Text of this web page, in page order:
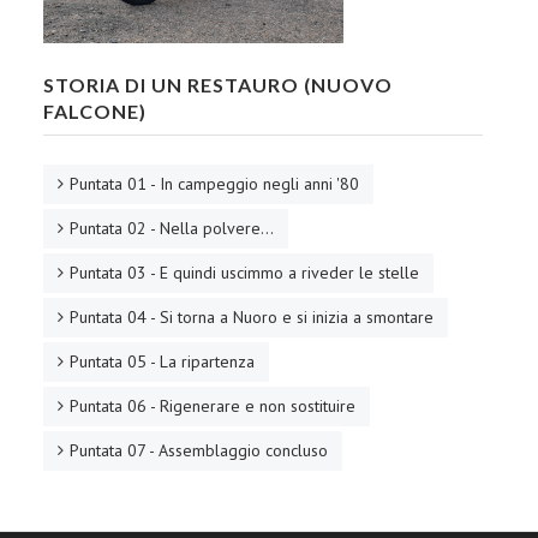
STORIA DI UN RESTAURO (NUOVO
FALCONE)
Puntata 01 - In campeggio negli anni '80
Puntata 02 - Nella polvere...
Puntata 03 - E quindi uscimmo a riveder le stelle
Puntata 04 - Si torna a Nuoro e si inizia a smontare
Puntata 05 - La ripartenza
Puntata 06 - Rigenerare e non sostituire
Puntata 07 - Assemblaggio concluso